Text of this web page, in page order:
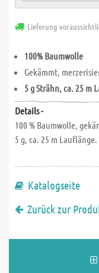
Lieferung
100% Baumwolle
Gekämmt,
5 g Strähn, ca. 25 m
Details -
100 % Baumwolle,
5 g, ca. 25 m Lauflänge.
Katalogseite
Zurück zur